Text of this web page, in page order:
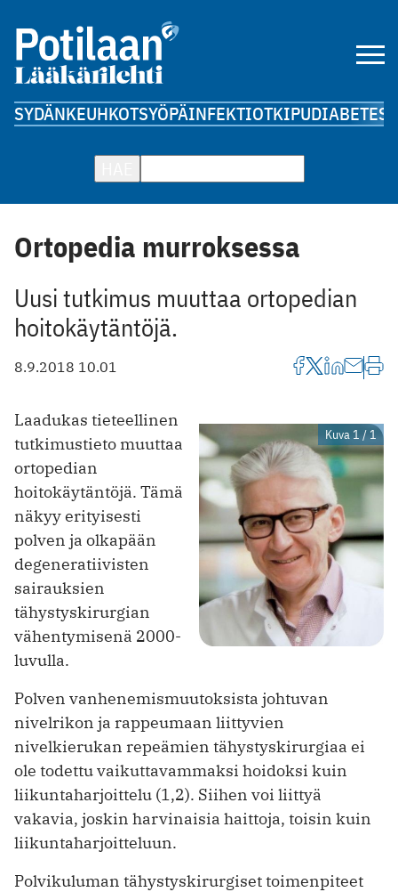
SYDÄNKEUHKOTSYÖPÄINFEKTIOTKIPUDIABETES
Ortopedia murroksessa
Uusi tutkimus muuttaa ortopedian
hoitokäytäntöjä.
8.9.2018 10.01
Kuva 1 / 1
Laadukas tieteellinen
tutkimustieto muuttaa
ortopedian
hoitokäytäntöjä. Tämä
näkyy erityisesti
polven ja olkapään
degeneratiivisten
sairauksien
tähystyskirurgian
vähentymisenä 2000-
luvulla.
Polven vanhenemismuutoksista johtuvan
nivelrikon ja rappeumaan liittyvien
nivelkierukan repeämien tähystyskirurgiaa ei
ole todettu vaikuttavammaksi hoidoksi kuin
liikuntaharjoittelu (1,2). Siihen voi liittyä
vakavia, joskin harvinaisia haittoja, toisin kuin
liikuntaharjoitteluun.
Polvikuluman tähystyskirurgiset toimenpiteet